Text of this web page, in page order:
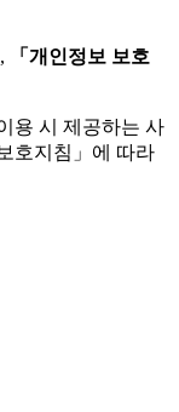
「개인정보 보호
용 시 제공하는 사
호지침」에 따라